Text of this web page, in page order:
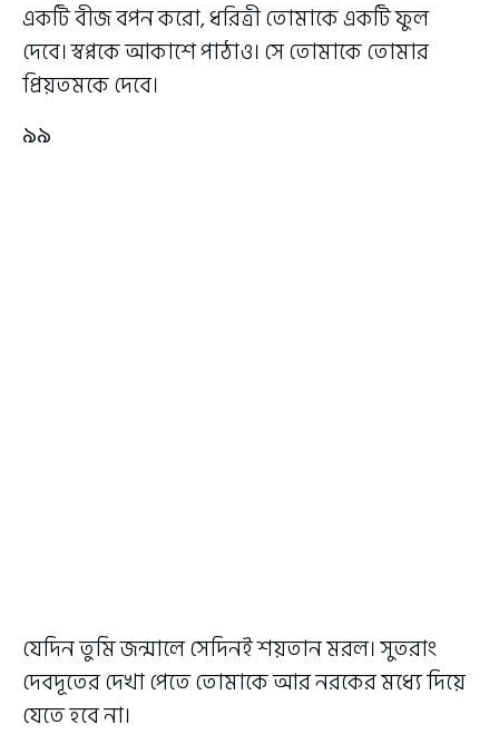
একটি বীজ বপন করো, ধরিত্রী তোমাকে একটি ফুল
দেবে। স্বপ্নকে আকাশে পাঠাও। সে তোমাকে তোমার
প্রিয়তমকে দেবে।
৯৯
যেদিন তুমি জন্মালে সেদিনই শয়তান মরল। সুতরাং
দেবদূতের দেখা পেতে তোমাকে আর নরকের মধ্যে দিয়ে
যেতে হবে না।